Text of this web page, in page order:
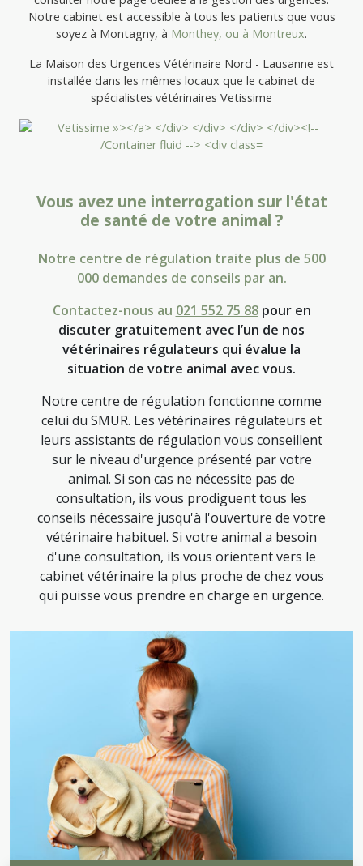
Notre cabinet est accessible à tous les patients que vous
soyez à Montagny, à Monthey, ou à Montreux.
La Maison des Urgences Vétérinaire Nord - Lausanne est
installée dans les mêmes locaux que le cabinet de
spécialistes vétérinaires Vetissime
Vous avez une interrogation sur l'état
de santé de votre animal ?
Notre centre de régulation traite plus de 500
000 demandes de conseils par an.
Contactez-nous au 021 552 75 88pour en
discuter gratuitement avec l’un de nos
vétérinaires régulateurs qui évalue la
situation de votre animal avec vous.
Notre centre de régulation fonctionne comme
celui du SMUR. Les vétérinaires régulateurs et
leurs assistants de régulation vous conseillent
sur le niveau d'urgence présenté par votre
animal. Si son cas ne nécessite pas de
consultation, ils vous prodiguent tous les
conseils nécessaire jusqu'à l'ouverture de votre
vétérinaire habituel. Si votre animal a besoin
d'une consultation, ils vous orientent vers le
cabinet vétérinaire la plus proche de chez vous
qui puisse vous prendre en charge en urgence.